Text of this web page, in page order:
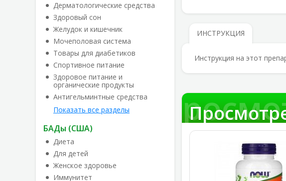
Дерматологические средства
Здоровый сон
Желудок и кишечник
Мочеполовая система
Товары для диабетиков
Спортивное питание
Здоровое питание и
органические продукты
Антигельминтные средства
Показать все разделы
БАДы (США)
Диета
Для детей
Женское здоровье
Иммунитет
ИНСТРУКЦИЯ
Инструкция на этот